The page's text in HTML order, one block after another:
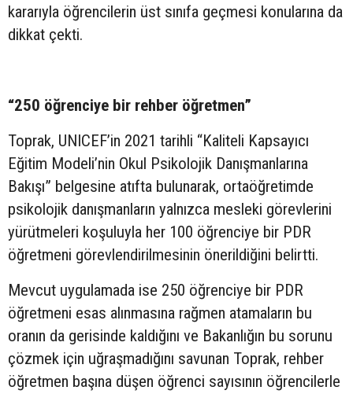
kararıyla öğrencilerin üst sınıfa geçmesi konularına da
dikkat çekti.
“250 öğrenciye bir rehber öğretmen”
Toprak, UNICEF’in 2021 tarihli “Kaliteli Kapsayıcı
Eğitim Modeli’nin Okul Psikolojik Danışmanlarına
Bakışı” belgesine atıfta bulunarak, ortaöğretimde
psikolojik danışmanların yalnızca mesleki görevlerini
yürütmeleri koşuluyla her 100 öğrenciye bir PDR
öğretmeni görevlendirilmesinin önerildiğini belirtti.
Mevcut uygulamada ise 250 öğrenciye bir PDR
öğretmeni esas alınmasına rağmen atamaların bu
oranın da gerisinde kaldığını ve Bakanlığın bu sorunu
çözmek için uğraşmadığını savunan Toprak, rehber
öğretmen başına düşen öğrenci sayısının öğrencilerle